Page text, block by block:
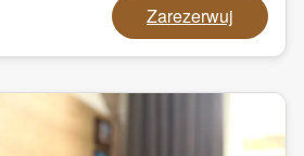
Zarezerwuj